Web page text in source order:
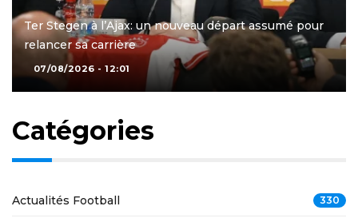
Ter Stegen à l’Ajax: un nouveau départ assumé pour
relancer sa carrière
07/08/2026 - 12:01
Catégories
Actualités Football 330